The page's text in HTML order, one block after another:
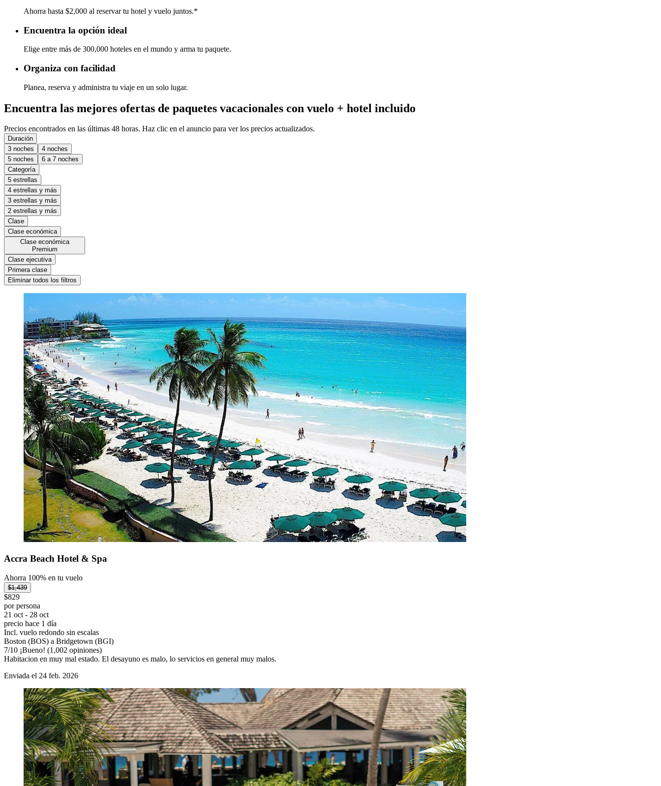
Ahorra hasta $2,000 al reservar tu hotel y vuelo juntos.*
Encuentra la opción ideal
Elige entre más de 300,000 hoteles en el mundo y arma tu paquete.
Organiza con facilidad
Planea, reserva y administra tu viaje en un solo lugar.
Encuentra las mejores ofertas de paquetes vacacionales con vuelo + hotel incluido
Precios encontrados en las últimas 48 horas. Haz clic en el anuncio para ver los precios actualizados.
Duración
3 noches
4 noches
5 noches
6 a 7 noches
Categoría
5 estrellas
4 estrellas y más
3 estrellas y más
2 estrellas y más
Clase
Clase económica
Clase económica
Premium
Clase ejecutiva
Primera clase
Eliminar todos los filtros
Accra Beach Hotel & Spa
Ahorra 100% en tu vuelo
$1,439
$829
por persona
21 oct - 28 oct
precio hace 1 día
Incl. vuelo redondo sin escalas
Boston (BOS) a Bridgetown (BGI)
7/10 ¡Bueno! (1,002 opiniones)
Habitacion en muy mal estado. El desayuno es malo, lo servicios en general muy malos.
Enviada el 24 feb. 2026